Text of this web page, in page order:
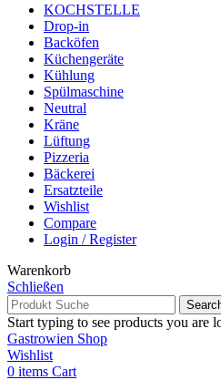
KOCHSTELLE
Drop-in
Backöfen
Küchengeräte
Kühlung
Spülmaschine
Neutral
Kräne
Lüftung
Pizzeria
Bäckerei
Ersatzteile
Wishlist
Compare
Login / Register
Warenkorb
Schließen
Start typing to see products you are
Gastrowien Shop
Wishlist
0 items Cart